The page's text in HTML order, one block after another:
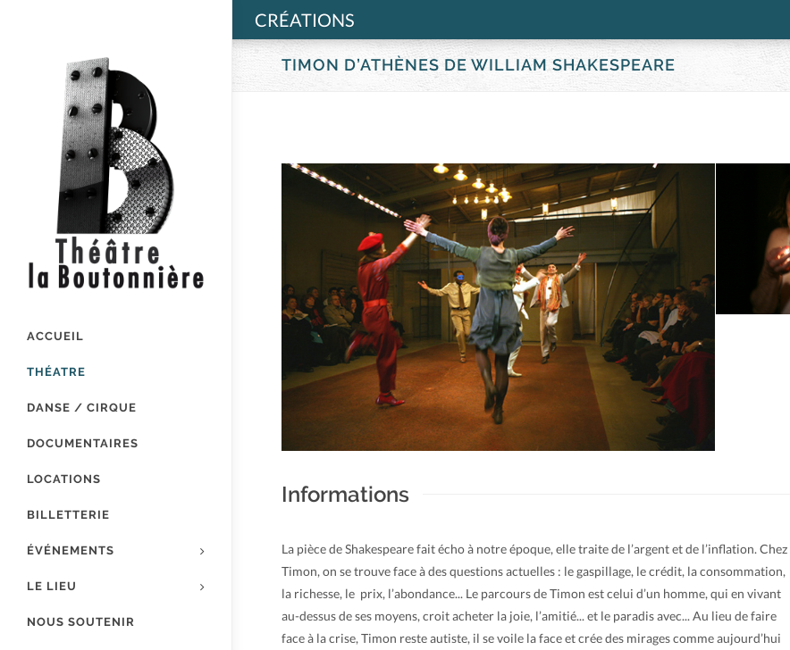
ACCUEIL
THÉATRE
DANSE / CIRQUE
DOCUMENTAIRES
LOCATIONS
BILLETTERIE
ÉVÉNEMENTS
LE LIEU
NOUS SOUTENIR
CRÉATIONS
TIMON D’ATHÈNES DE WILLIAM SHAKESPEARE
Informations
La pièce de Shakespeare fait écho à notre époque, elle traite de l’argent et de l’inflation. Chez
Timon, on se trouve face à des questions actuelles : le gaspillage, le crédit, la consommation,
la richesse, le prix, l’abondance... Le parcours de Timon est celui d’un homme, qui en vivant
au-dessus de ses moyens, croit acheter la joie, l’amitié... et le paradis avec... Au lieu de faire
face à la crise, Timon reste autiste, il se voile la face et crée des mirages comme aujourd’hui